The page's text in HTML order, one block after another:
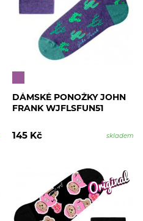
DÁMSKÉ PONOŽKY JOHN
FRANK WJFLSFUN51
145 Kč skladem